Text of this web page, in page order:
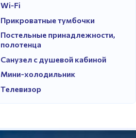
Wi-Fi
Прикроватные тумбочки
Постельные принадлежности,
полотенца
Санузел с душевой кабиной
Мини-холодильник
Телевизор